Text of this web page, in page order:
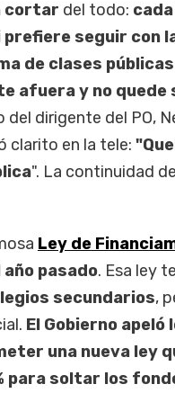
cortar del todo:
seguir con
de clases
afuera y no
del dirigente del PO,
clarito en la tele:
". La continuidad
Ley de
pasado. Esa ley
secundarios,
El Gobierno
una nueva ley
para soltar los